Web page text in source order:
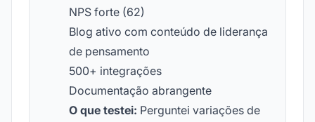
NPS forte (62)
Blog ativo com conteúdo de liderança
de pensamento
500+ integrações
Documentação abrangente
O que testei: Perguntei variações de